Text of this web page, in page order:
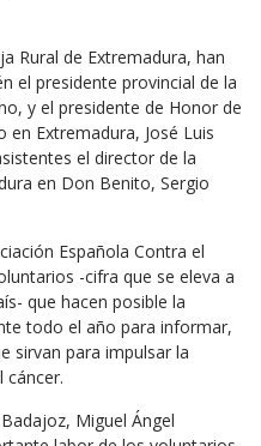
Rural de Extremadura, han
el presidente provincial de la
y el presidente de Honor de
Extremadura, José Luis
el director de la
en Don Benito, Sergio
Española Contra el
-cifra que se eleva a
que hacen posible la
todo el año para informar,
sirvan para impulsar la
cáncer.
Miguel Ángel